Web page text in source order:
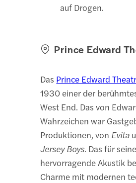
auf Drogen.
Prince Edward
Das Prince Edward
1930 einer der
West End. Das von
Wahrzeichen war
Produktionen, von Evita
Jersey Boys. Das für
hervorragende Akustik
Charme mit modernen